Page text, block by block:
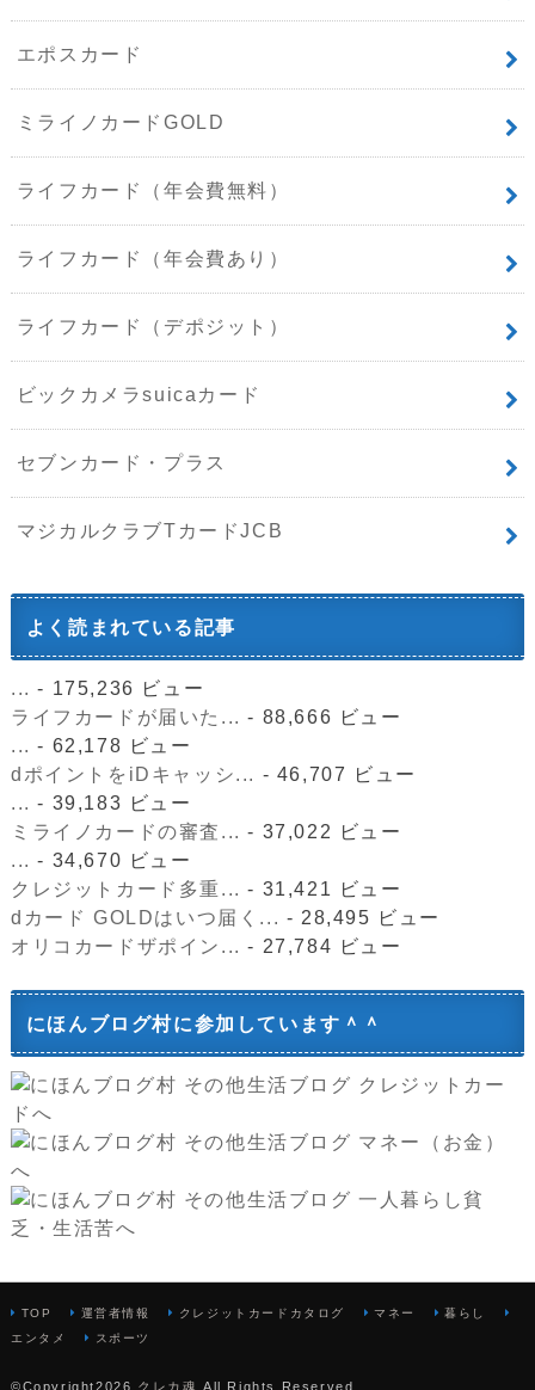
エポスカード
ミライノカードGOLD
ライフカード（年会費無料）
ライフカード（年会費あり）
ライフカード（デポジット）
ビックカメラsuicaカード
セブンカード・プラス
マジカルクラブTカードJCB
よく読まれている記事
... - 175,236 ビュー
ライフカードが届いた... - 88,666 ビュー
... - 62,178 ビュー
dポイントをiDキャッシ... - 46,707 ビュー
... - 39,183 ビュー
ミライノカードの審査... - 37,022 ビュー
... - 34,670 ビュー
クレジットカード多重... - 31,421 ビュー
dカード GOLDはいつ届く... - 28,495 ビュー
オリコカードザポイン... - 27,784 ビュー
にほんブログ村に参加しています＾＾
TOP 運営者情報 クレジットカードカタログ マネー
暮らし
エンタメ
スポーツ
©Copyright2026 クレカ魂 .All Rights Reserved.